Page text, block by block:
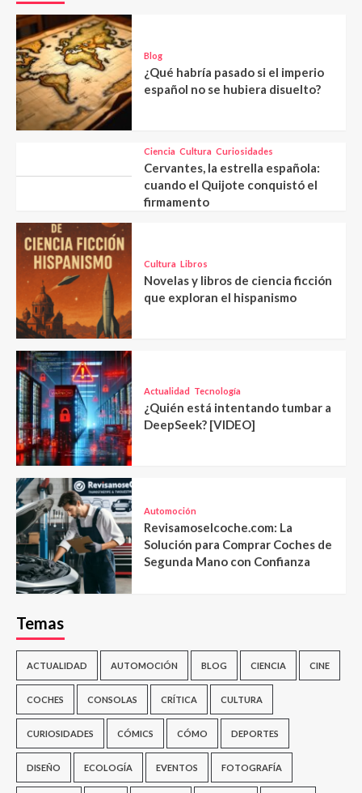
Blog
¿Qué habría pasado si el imperio
español no se hubiera disuelto?
Ciencia Cultura Curiosidades
Cervantes, la estrella española:
cuando el Quijote conquistó el
firmamento
Cultura Libros
Novelas y libros de ciencia ficción
que exploran el hispanismo
Actualidad Tecnología
¿Quién está intentando tumbar a
DeepSeek? [VIDEO]
Automoción
Revisamoselcoche.com: La
Solución para Comprar Coches de
Segunda Mano con Confianza
Temas
ACTUALIDAD AUTOMOCIÓN BLOG CIENCIA CINE
COCHES CONSOLAS CRÍTICA CULTURA
CURIOSIDADES CÓMICS CÓMO DEPORTES
DISEÑO ECOLOGÍA EVENTOS FOTOGRAFÍA